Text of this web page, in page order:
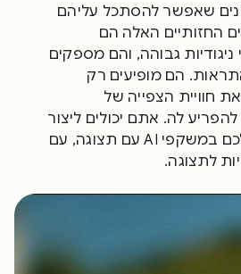
שאפשר להסתכל עליהם
החזותיים האלה הם
ניגודיות גבוהה, והם מספקים
הם מופיעים רק
חוויית הצפייה של
לה. אתם יכולים ליצור
את האפליקציה שלכם במשקפי AI עם תצוגה, עם
לתצוגה.